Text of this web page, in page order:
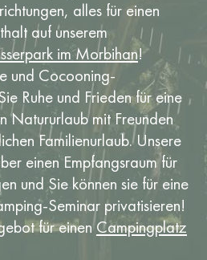
alles für einen
auf unserem
im Morbihan!
und Cocooning-
Ruhe und Frieden für eine
Natururlaub mit Freunden
Familienurlaub. Unsere
einen Empfangsraum für
und Sie können sie für eine
Seminar privatisieren!
für einenCampingplatz